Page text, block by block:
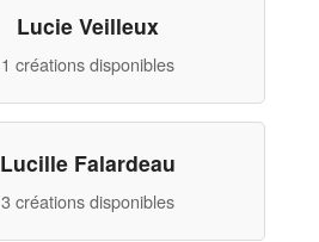
Lucie Veilleux
1 créations disponibles
Lucille Falardeau
3 créations disponibles